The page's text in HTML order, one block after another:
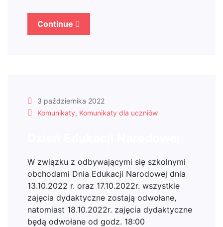
Continue
3 października 2022
Komunikaty, Komunikaty dla uczniów
W związku z odbywającymi się szkolnymi
obchodami Dnia Edukacji Narodowej dnia
13.10.2022 r. oraz 17.10.2022r. wszystkie
zajęcia dydaktyczne zostają odwołane,
natomiast 18.10.2022r. zajęcia dydaktyczne
będą odwołane od godz. 18:00